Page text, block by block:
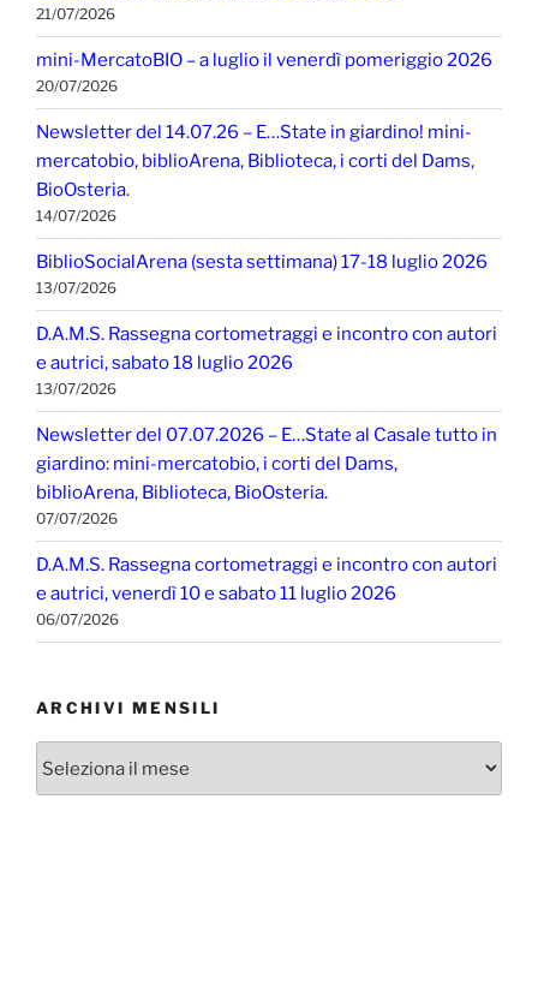
21/07/2026
mini-MercatoBIO – a luglio il venerdì pomeriggio 2026
20/07/2026
Newsletter del 14.07.26 – E…State in giardino! mini-
mercatobio, biblioArena, Biblioteca, i corti del Dams,
BioOsteria.
14/07/2026
BiblioSocialArena (sesta settimana) 17-18 luglio 2026
13/07/2026
D.A.M.S. Rassegna cortometraggi e incontro con autori
e autrici, sabato 18 luglio 2026
13/07/2026
Newsletter del 07.07.2026 – E…State al Casale tutto in
giardino: mini-mercatobio, i corti del Dams,
biblioArena, Biblioteca, BioOsteria.
07/07/2026
D.A.M.S. Rassegna cortometraggi e incontro con autori
e autrici, venerdì 10 e sabato 11 luglio 2026
06/07/2026
ARCHIVI MENSILI